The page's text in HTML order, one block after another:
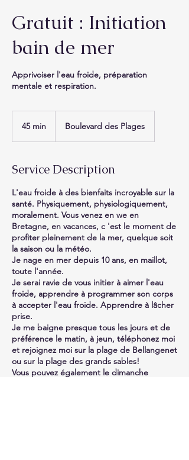
Gratuit : Initiation
bain de mer
Apprivoiser l'eau froide, préparation
mentale et respiration.
45 min
n
Boulevard des Plages
Service Description
L'eau froide à des bienfaits incroyable sur la
santé. Physiquement, physiologiquement,
moralement. Vous venez en we en
Bretagne, en vacances, c 'est le moment de
profiter pleinement de la mer, quelque soit
la saison ou la météo.
Je nage en mer depuis 10 ans, en maillot,
toute l'année.
Je serai ravie de vous initier à aimer l'eau
froide, apprendre à programmer son corps
à accepter l'eau froide. Apprendre à lâcher
prise.
Je me baigne presque tous les jours et de
préférence le matin, à jeun, téléphonez moi
et rejoignez moi sur la plage de Bellangenet
ou sur la plage des grands sables!
Vous pouvez également le dimanche